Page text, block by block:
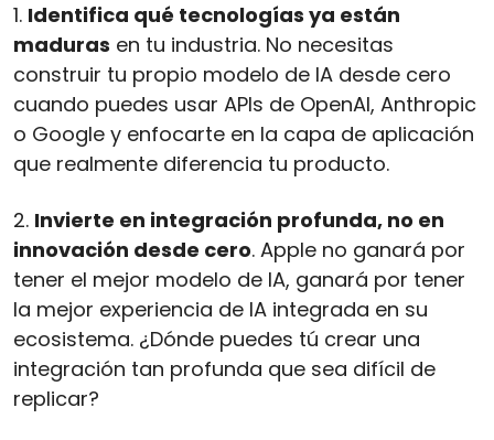
1. Identifica qué tecnologías ya están
maduras en tu industria. No necesitas
construir tu propio modelo de IA desde cero
cuando puedes usar APIs de OpenAI, Anthropic
o Google y enfocarte en la capa de aplicación
que realmente diferencia tu producto.
2. Invierte en integración profunda, no en
innovación desde cero. Apple no ganará por
tener el mejor modelo de IA, ganará por tener
la mejor experiencia de IA integrada en su
ecosistema. ¿Dónde puedes tú crear una
integración tan profunda que sea difícil de
replicar?